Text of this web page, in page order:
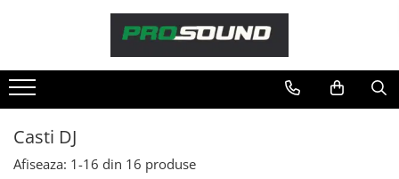
Sonorizare / PA
Adaptoare phantom
Adresare publica 100V
Casti DJ
Afiseaza: 1-16 din 16 produse